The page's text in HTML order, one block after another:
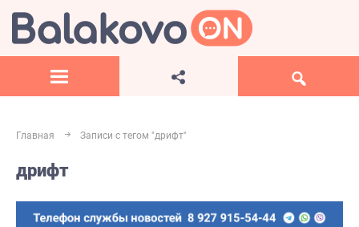
Главная Записи с тегом "дрифт"
дрифт